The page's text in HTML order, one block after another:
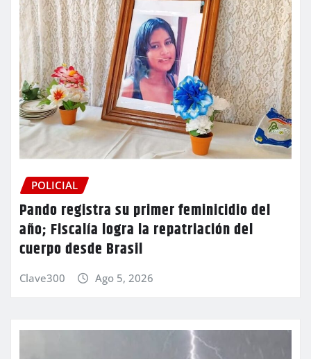
POLICIAL
Pando registra su primer feminicidio del
año; Fiscalía logra la repatriación del
cuerpo desde Brasil
Clave300 Ago 5, 2026